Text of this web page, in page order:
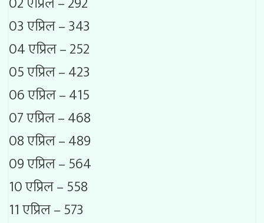
03 एप्रिल – 343
04 एप्रिल – 252
05 एप्रिल – 423
06 एप्रिल – 415
07 एप्रिल – 468
08 एप्रिल – 489
09 एप्रिल – 564
10 एप्रिल – 558
11 एप्रिल – 573